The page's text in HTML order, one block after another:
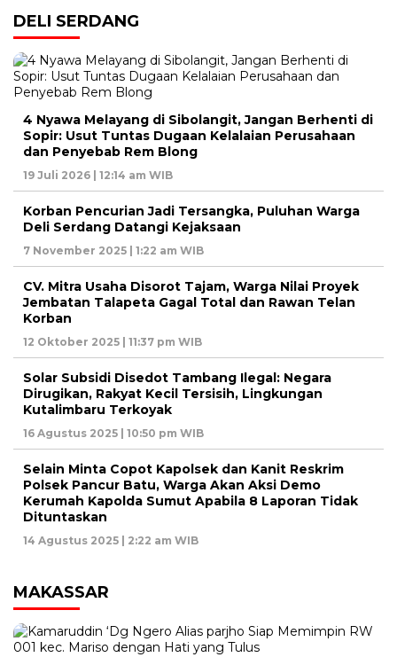
DELI SERDANG
4 Nyawa Melayang di Sibolangit, Jangan Berhenti di
Sopir: Usut Tuntas Dugaan Kelalaian Perusahaan
dan Penyebab Rem Blong
19 Juli 2026 | 12:14 am WIB
Korban Pencurian Jadi Tersangka, Puluhan Warga
Deli Serdang Datangi Kejaksaan
7 November 2025 | 1:22 am WIB
CV. Mitra Usaha Disorot Tajam, Warga Nilai Proyek
Jembatan Talapeta Gagal Total dan Rawan Telan
Korban
12 Oktober 2025 | 11:37 pm WIB
Solar Subsidi Disedot Tambang Ilegal: Negara
Dirugikan, Rakyat Kecil Tersisih, Lingkungan
Kutalimbaru Terkoyak
16 Agustus 2025 | 10:50 pm WIB
Selain Minta Copot Kapolsek dan Kanit Reskrim
Polsek Pancur Batu, Warga Akan Aksi Demo
Kerumah Kapolda Sumut Apabila 8 Laporan Tidak
Dituntaskan
14 Agustus 2025 | 2:22 am WIB
MAKASSAR